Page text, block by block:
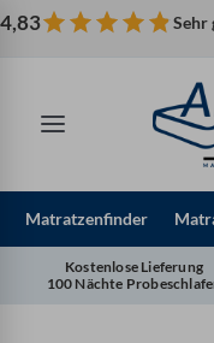
Zum
Inhalt
4,83 Sehr
Matratzenfinder
Kostenlose Lieferung
100 Nächte